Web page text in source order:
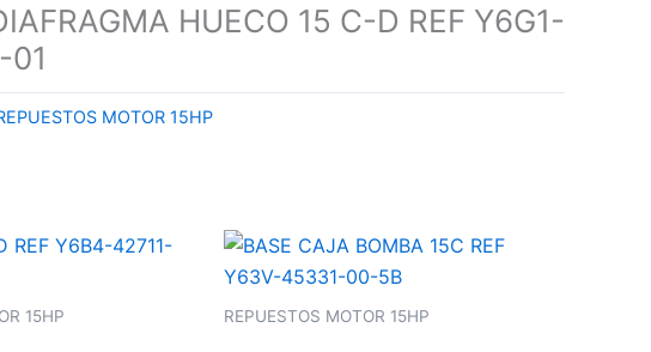
HUECO 15 C-D REF Y6G1-
01
MOTOR 15HP
15HP REPUESTOS MOTOR 15HP